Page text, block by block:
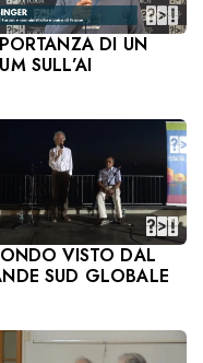
DI UN
SULL’AI
VISTO DAL
SUD GLOBALE